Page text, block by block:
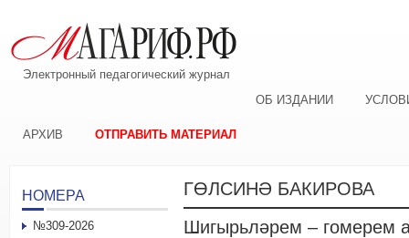
Электронный педагогический журнал
ОБ ИЗДАНИИ
АРХИВ ОТПРАВИТЬ МАТЕРИАЛ
ГӨЛСИНӘ БАКИРОВА
Шигырьләрем ‒ гомерем
НОМЕРА
№309-2026